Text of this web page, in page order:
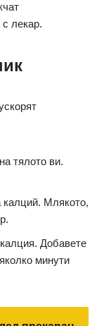
лекар.
тялото ви.
калций. Млякото,
Добавете
минути